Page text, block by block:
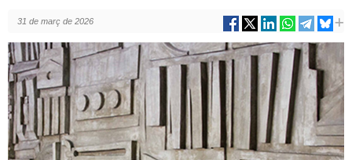
31 de març de 2026